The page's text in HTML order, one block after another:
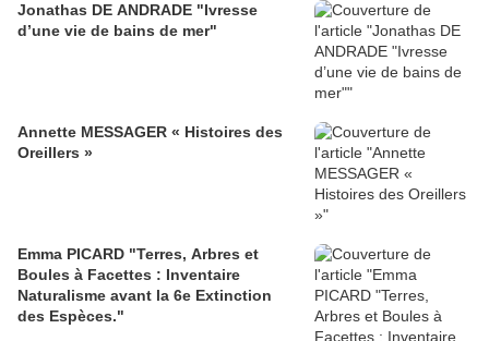
Jonathas DE ANDRADE "Ivresse
d’une vie de bains de mer"
Annette MESSAGER « Histoires des
Oreillers »
Emma PICARD "Terres, Arbres et
Boules à Facettes : Inventaire
Naturalisme avant la 6e Extinction
des Espèces."